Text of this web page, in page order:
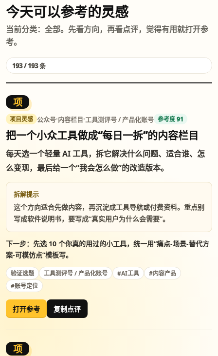
今天可以参考的灵感
当前分类：全部。先看方向，再看点评，觉得有用就打开参
考。
193 / 193 条
项
项目灵感 公众号·内容栏目·工具测评号 / 产品化账号 参考度 91
把一个小众工具做成“每日一拆”的内容栏目
每天选一个轻量 AI 工具，拆它解决什么问题、适合谁、怎
么变现，最后给一个“我会怎么做”的改造版本。
拆解提示
这个方向适合先做内容，再沉淀成工具导航或付费资料。重点别
写成软件说明书，要写成“真实用户为什么会需要”。
下一步：先选 10 个你真的用过的小工具，统一用“痛点-场景-替代方
案-可模仿点”模板写。
验证选题 工具测评号 / 产品化账号 #AI工具
#内容产品
#账号定位
打开参考 复制点评
项